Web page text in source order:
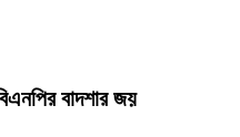
বাদশার জয়